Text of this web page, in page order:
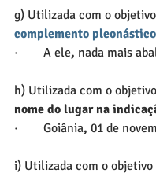
g) Utilizada com o
complemento pleonástico
·        A ele, nada mais
h) Utilizada com o
nome do lugar na
·        Goiânia, 01 de
i) Utilizada com o objetivo